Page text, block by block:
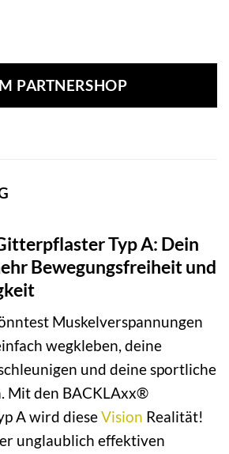
PARTNERSHOP
Typ A: Dein
Bewegungsfreiheit und
Muskelverspannungen
wegkleben, deine
und deine sportliche
Mit den BACKLAxx®
A wird dieseVision Realität!
unglaublich effektiven